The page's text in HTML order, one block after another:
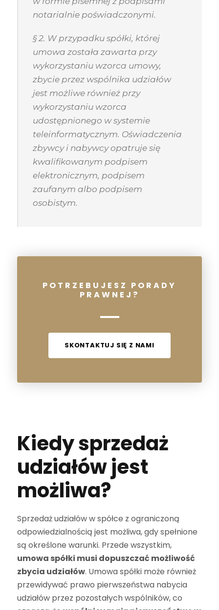
notarialnie poświadczonymi.
§ 2. W przypadku spółki, której
umowa została zawarta przy
wykorzystaniu wzorca umowy,
zbycie przez wspólnika udziałów
jest możliwe również przy
wykorzystaniu wzorca
udostępnionego w systemie
teleinformatycznym. Oświadczenia
zbywcy i nabywcy opatruje się
kwalifikowanym podpisem
elektronicznym, podpisem
zaufanym albo podpisem
osobistym.
POTRZEBUJESZ PORADY
PRAWNEJ?
SKONTAKTUJ SIĘ Z NAMI
Kiedy sprzedaż
udziałów jest
możliwa?
Sprzedaż udziałów w spółce z ograniczoną
odpowiedzialnością jest możliwa, gdy spełnione
są określone warunki. Przede wszystkim,
umowa spółki musi dopuszczać możliwość
zbycia udziałów. Umowa spółki może również
przewidywać prawo pierwszeństwa nabycia
udziałów przez pozostałych wspólników, co